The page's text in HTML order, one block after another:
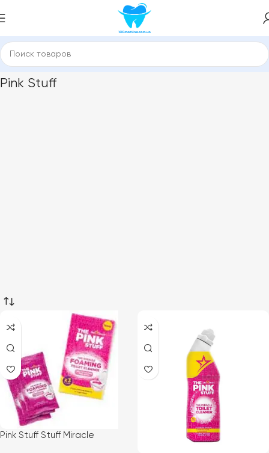
Главная Pink Stuff
Pink Stuff
Pink Stuff Stuff Miracle